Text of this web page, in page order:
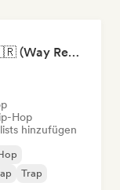
RAP FRANÇAIS 2026 🔥🇫🇷 (Way Records)
Hop
hinzufügen
Trap